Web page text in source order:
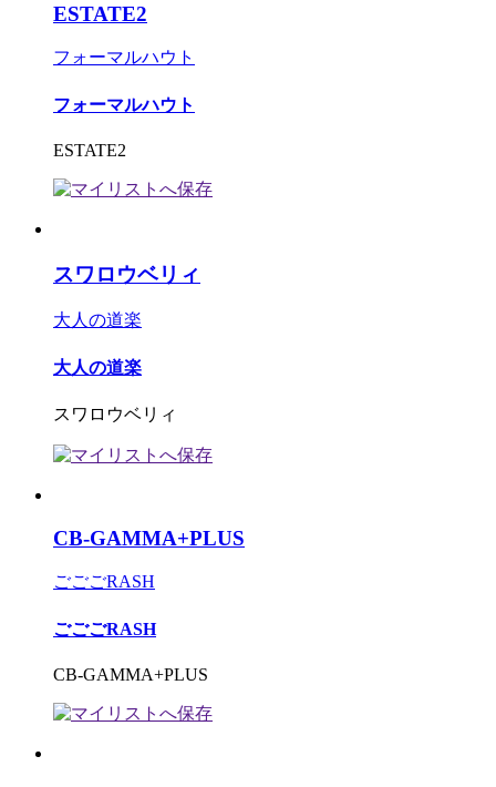
ESTATE2
フォーマルハウト
フォーマルハウト
ESTATE2
スワロウベリィ
大人の道楽
大人の道楽
スワロウベリィ
CB-GAMMA+PLUS
ごごごRASH
ごごごRASH
CB-GAMMA+PLUS